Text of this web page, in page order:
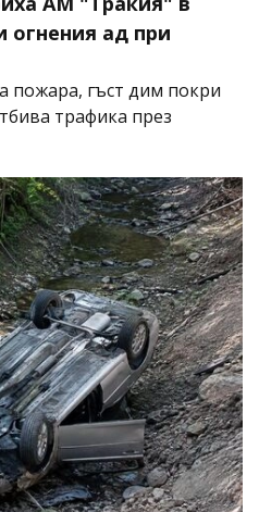
огнения ад при
пожара, гъст дим покри
трафика през